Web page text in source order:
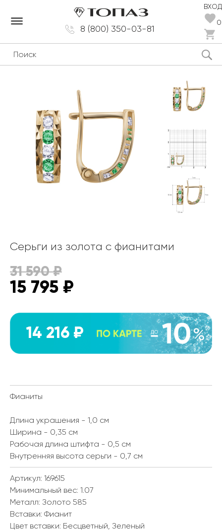
8 (800) 350-03-81
ВХОД
0
dehaze
Серьги из золота с фианитами
31 590₽
15 795 ₽
14 216 ₽
Фианиты
Длина украшения - 1,0 см
Ширина - 0,35 см
Рабочая длина штифта - 0,5 см
Внутренняя высота серьги - 0,7 см
Артикул: 169615
Минимальный вес: 1.07
Металл: Золото 585
Вставки: Фианит
Цвет вставки: Бесцветный, Зеленый